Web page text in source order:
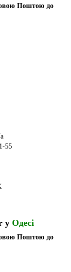
Поштою до
55
у Одесі
Поштою до